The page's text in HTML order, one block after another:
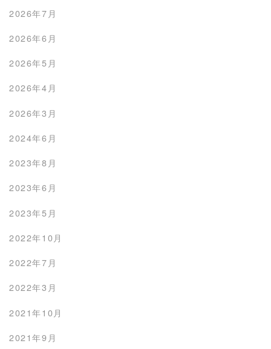
2026年7月
2026年6月
2026年5月
2026年4月
2026年3月
2024年6月
2023年8月
2023年6月
2023年5月
2022年10月
2022年7月
2022年3月
2021年10月
2021年9月